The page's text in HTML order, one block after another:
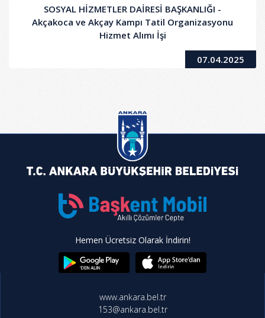
SOSYAL HİZMETLER DAİRESİ BAŞKANLIĞI -
Akçakoca ve Akçay Kampı Tatil Organizasyonu
Hizmet Alımı İşi
07.04.2025
Hemen Ücretsiz Olarak İndirin!
www.ankara.bel.tr
153@ankara.bel.tr